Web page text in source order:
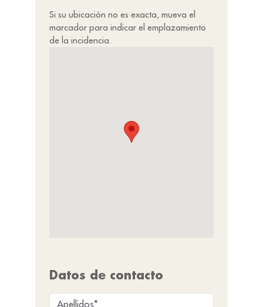
Si su ubicación no es exacta, mueva el
marcador para indicar el emplazamiento
de la incidencia.
Datos de contacto